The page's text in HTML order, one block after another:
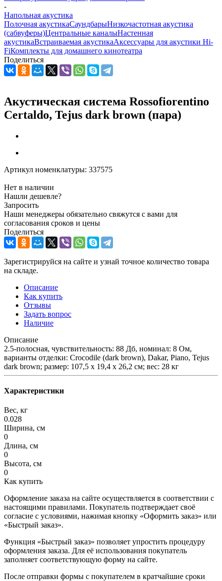
-
Напольная акустика
Полочная акустикаСаундбарыНизкочастотная акустика
(сабвуферы)Центральные каналыНастенная
акустикаВстраиваемая акустикаАксессуары для акустики Hi-
FiКомплекты для домашнего кинотеатра
Поделиться
Акустическая система Rossofiorentino
Certaldo, Tejus dark brown (пара)
Артикул номенклатуры: 337575
Нет в наличии
Нашли дешевле?
Запросить
Наши менеджеры обязательно свяжутся с вами для
согласования сроков и цены
Поделиться
Зарегистрируйся на сайте и узнай точное количество товара
на складе.
Описание
Как купить
Отзывы
Задать вопрос
Наличие
Описание
2.5-полосная, чувствительность: 88 Дб, номинал: 8 Ом,
варианты отделки: Crocodile (dark brown), Dakar, Piano, Tejus
dark brown; размер: 107,5 х 19,4 х 26,2 см; вес: 28 кг
Характеристики
Вес, кг
0.028
Ширина, см
0
Длина, см
0
Высота, см
0
Как купить
Оформление заказа на сайте осуществляется в соответствии с
настоящими правилами. Покупатель подтверждает своё
согласие с условиями, нажимая кнопку «Оформить заказ» или
«Быстрый заказ».
Функция «Быстрый заказ» позволяет упростить процедуру
оформления заказа. Для её использования покупатель
заполняет соответствующую форму на сайте.
После отправки формы с покупателем в кратчайшие сроки